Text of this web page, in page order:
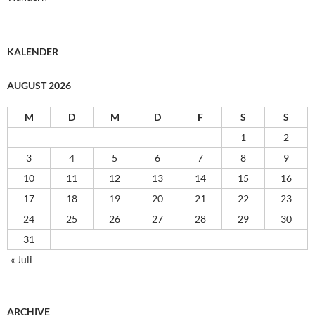
KALENDER
AUGUST 2026
M D M D F S
S
1
2
3
4 5 6 7 8
9
10
11 12 13 14 15
16
17
18 19 20 21 22
23
24
25 26 27 28 29
30
31
« Juli
ARCHIVE